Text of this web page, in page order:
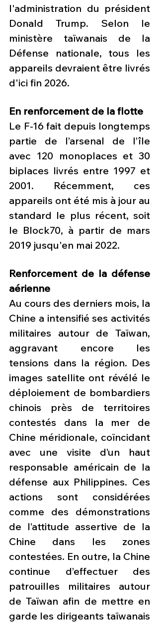
l'administration du président
Donald Trump. Selon le
ministère taïwanais de la
Défense nationale, tous les
appareils devraient être livrés
d'ici fin 2026.
En renforcement de la flotte
Le F-16 fait depuis longtemps
partie de l’arsenal de l’île
avec 120 monoplaces et 30
biplaces livrés entre 1997 et
2001. Récemment, ces
appareils ont été mis à jour au
standard le plus récent, soit
le Block70, à partir de mars
2019 jusqu'en mai 2022.
Renforcement de la défense
aérienne
Au cours des derniers mois, la
Chine a intensifié ses activités
militaires autour de Taïwan,
aggravant encore les
tensions dans la région. Des
images satellite ont révélé le
déploiement de bombardiers
chinois près de territoires
contestés dans la mer de
Chine méridionale, coïncidant
avec une visite d’un haut
responsable américain de la
défense aux Philippines. Ces
actions sont considérées
comme des démonstrations
de l’attitude assertive de la
Chine dans les zones
contestées. En outre, la Chine
continue d’effectuer des
patrouilles militaires autour
de Taïwan afin de mettre en
garde les dirigeants taïwanais